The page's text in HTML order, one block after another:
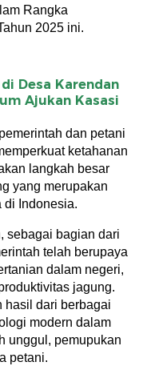
Rangka
2025 ini.
Desa Karendan
Ajukan Kasasi
dan petani
ketahanan
langkah besar
yang merupakan
di Indonesia.
sebagai bagian dari
telah berupaya
dalam negeri,
jagung.
hasil dari berbagai
modern dalam
unggul, pemupukan
petani.